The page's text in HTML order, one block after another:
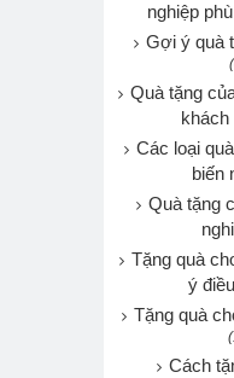
nghiệp
Gợi ý quà
Quà tặng
khách
Các loại
biến
Quà tặng
Tặng quà
ý
Tặng quà
Cách